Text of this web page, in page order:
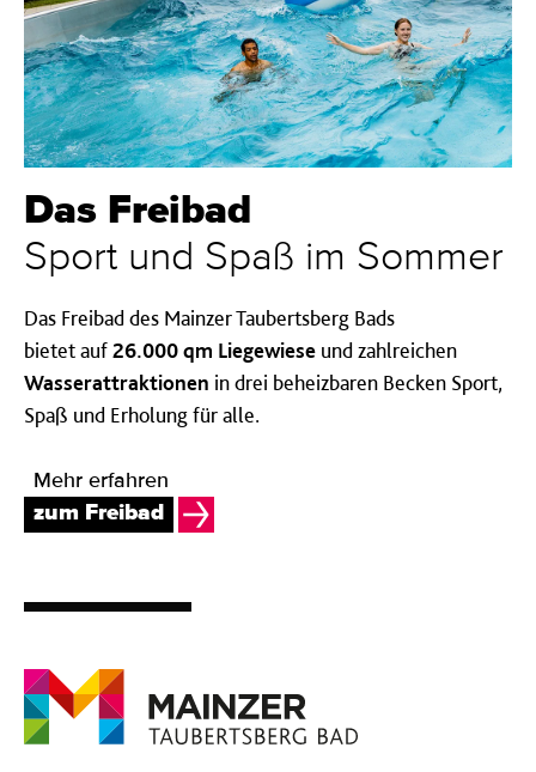
Das Freibad
Sport und Spaß im Sommer
Das Freibad des Mainzer Taubertsberg Bads
bietetauf26.000 qm Liegewiese und zahlreichen
Wasserattraktionen in drei beheizbaren Becken Sport,
Spaß und Erholung für alle.
Mehr erfahren
zum Freibad